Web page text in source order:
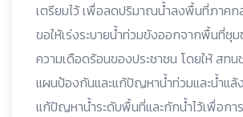
เตรียมไว้ เพื่อลดปริมาณน้ำลงพื้นที่ภาคก
ขอให้เร่งระบายน้ำท่วมขังออกจากพื้นที่ชุม
ความเดือดร้อนของประชาชน โดยให้ สทน
แผนป้องกันและแก้ปัญหาน้ำท่วมและน้ำแล้
แก้ปัญหาน้ำระดับพื้นที่และกักน้ำไว้เพื่อกา